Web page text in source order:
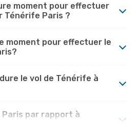
moment pour effectuer
Ténérife Paris ?
moment pour effectuer le
le vol de Ténérife à
Paris par rapport à